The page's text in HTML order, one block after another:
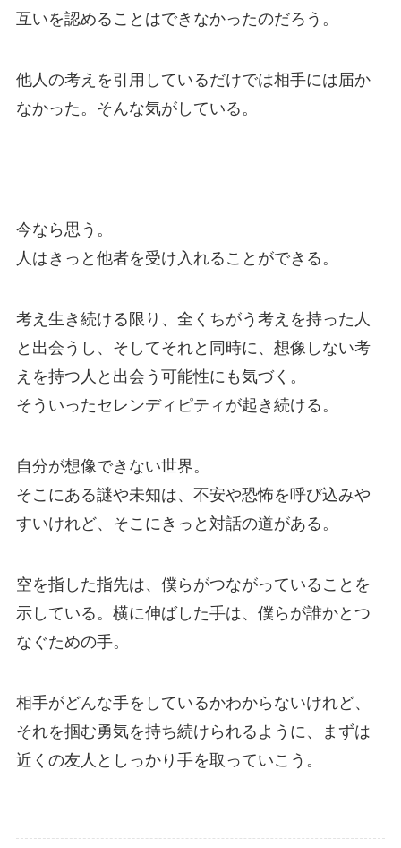
互いを認めることはできなかったのだろう。
他人の考えを引用しているだけでは相手には届か
なかった。そんな気がしている。
今なら思う。
人はきっと他者を受け入れることができる。
考え生き続ける限り、全くちがう考えを持った人
と出会うし、そしてそれと同時に、想像しない考
えを持つ人と出会う可能性にも気づく。
そういったセレンディピティが起き続ける。
自分が想像できない世界。
そこにある謎や未知は、不安や恐怖を呼び込みや
すいけれど、そこにきっと対話の道がある。
空を指した指先は、僕らがつながっていることを
示している。横に伸ばした手は、僕らが誰かとつ
なぐための手。
相手がどんな手をしているかわからないけれど、
それを掴む勇気を持ち続けられるように、まずは
近くの友人としっかり手を取っていこう。